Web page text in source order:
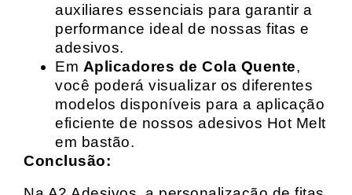
auxiliares essenciais para garantir a
performance ideal de nossas fitas e
adesivos.
Em Aplicadores de Cola Quente,
você poderá visualizar os diferentes
modelos disponíveis para a aplicação
eficiente de nossos adesivos Hot Melt
em bastão.
Conclusão: